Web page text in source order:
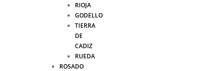
RIOJA
GODELLO
TIERRA
DE
CADIZ
RUEDA
ROSADO